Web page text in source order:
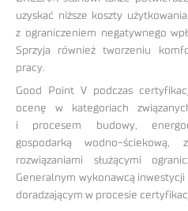
uzyskać niższe koszty
z ograniczeniem negatywnego
Sprzyja również tworzeniu
pracy.
Good Point V podczas
ocenę w kategoriach
i procesem budowy,
gospodarką wodno-ściekową,
rozwiązaniami służącymi
Generalnym wykonawcą
doradzającym w procesie